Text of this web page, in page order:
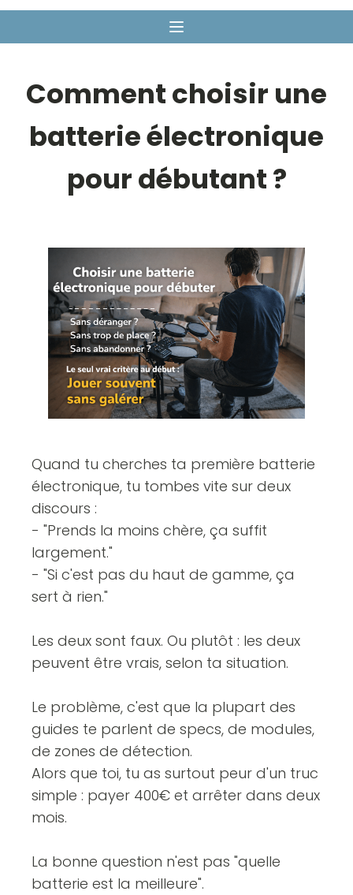
Comment choisir une
batterie électronique
pour débutant ?
Quand tu cherches ta première batterie
électronique, tu tombes vite sur deux
discours :
- "Prends la moins chère, ça suffit
largement."
- "Si c'est pas du haut de gamme, ça
sert à rien."
Les deux sont faux. Ou plutôt : les deux
peuvent être vrais, selon ta situation.
Le problème, c'est que la plupart des
guides te parlent de specs, de modules,
de zones de détection.
Alors que toi, tu as surtout peur d'un truc
simple : payer 400€ et arrêter dans deux
mois.
La bonne question n'est pas "quelle
batterie est la meilleure".